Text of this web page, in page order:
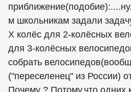
м школьникам задали
Х колёс для 2-колёсных
для 3-колёсных
собрать
("переселенец" из России)
Почему ? Потому,что одних